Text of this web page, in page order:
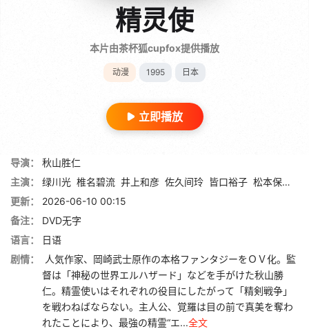
精灵使
本片由茶杯狐cupfox提供播放
动漫 1995 日本
立即播放
导演：
秋山胜仁
主演：
绿川光 椎名碧流 井上和彦 佐久间玲 皆口裕子 松本保典
更新：
2026-06-10 00:15
备注：
DVD无字
语言：
日语
剧情：
人気作家、岡崎武士原作の本格ファンタジーをＯＶ化。監
督は「神秘の世界エルハザード」などを手がけた秋山勝
仁。精霊使いはそれぞれの役目にしたがって「精剣戦争」
を戦わねばならない。主人公、覚羅は目の前で真美を奪わ
れたことにより、最強の精霊“エ...全文